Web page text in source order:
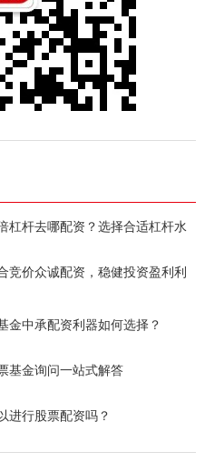
杠杆去哪配资？选择合适杠杆水
竞价众诚配资，稳健投资盈利利
金中承配资利器如何选择？
基金询问一站式解答
进行股票配资吗？